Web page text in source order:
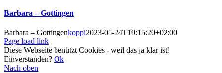
Barbara – Gottingen
Barbara – Gottingenkoppi2023-05-24T19:15:20+02:00
Page load link
Diese Webseite benützt Cookies - weil das ja klar ist!
Einverstanden? Ok
Nach oben